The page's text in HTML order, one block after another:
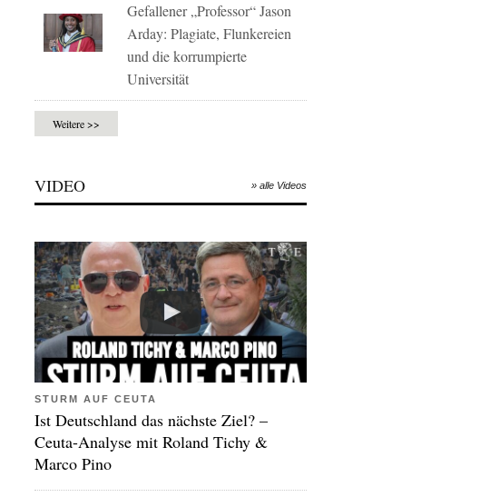
Gefallener „Professor“ Jason
Arday: Plagiate, Flunkereien
und die korrumpierte
Universität
Weitere >>
VIDEO » alle Videos
STURM AUF CEUTA
Ist Deutschland das nächste Ziel? –
Ceuta-Analyse mit Roland Tichy &
Marco Pino